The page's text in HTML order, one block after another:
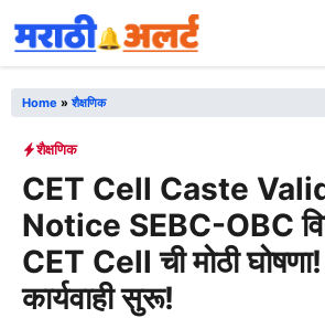
to
content
Home »शैक्षणिक
शैक्षणिक
CET Cell Caste
Notice SEBC-OBC
CET Cell ची मोठी
कार्यवाही सुरू!